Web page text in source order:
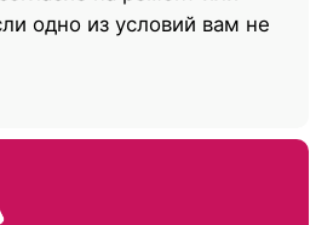
одно из условий вам не